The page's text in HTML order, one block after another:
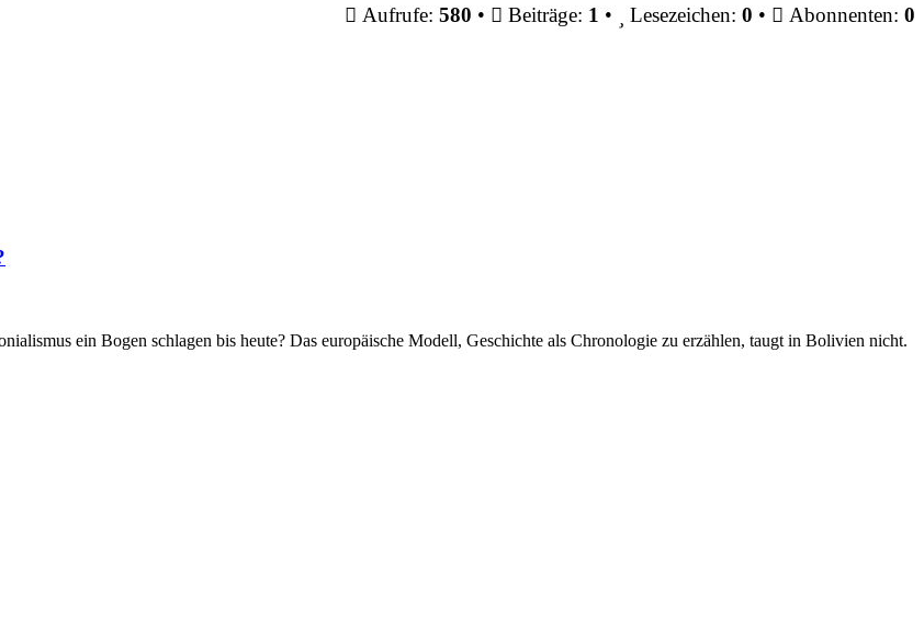
Aufrufe: 580 • Beiträge: 1 • Lesezeichen: 0 • Abonnenten: 0
ein Bogen schlagen bis heute? Das europäische Modell, Geschichte als Chronologie zu erzählen, taugt in Bolivien nicht.